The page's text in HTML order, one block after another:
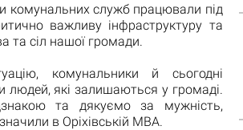
комунальних служб працювали під
важливу інфраструктуру та
сіл нашої громади.
комунальники й сьогодні
які залишаються у громаді.
та дякуємо за мужність,
в Оріхівській МВА.